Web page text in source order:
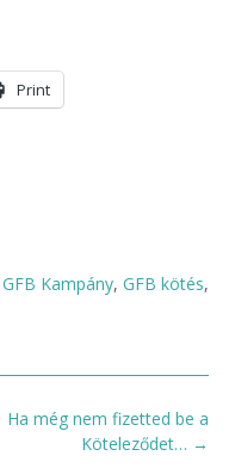
Print
GFB Kampány, GFB kötés,
Ha még nem fizetted be a
Köteleződet… →